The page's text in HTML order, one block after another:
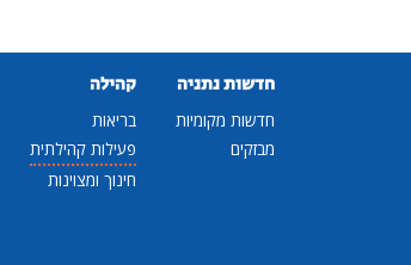
חדשות נתניה
חדשות מקומיות
מבזקים
קהילה
בריאות
פעילות קהילתית
חינוך ומצוינות